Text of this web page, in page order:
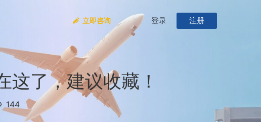
立即咨询 登录 注册
了，建议收藏！
144